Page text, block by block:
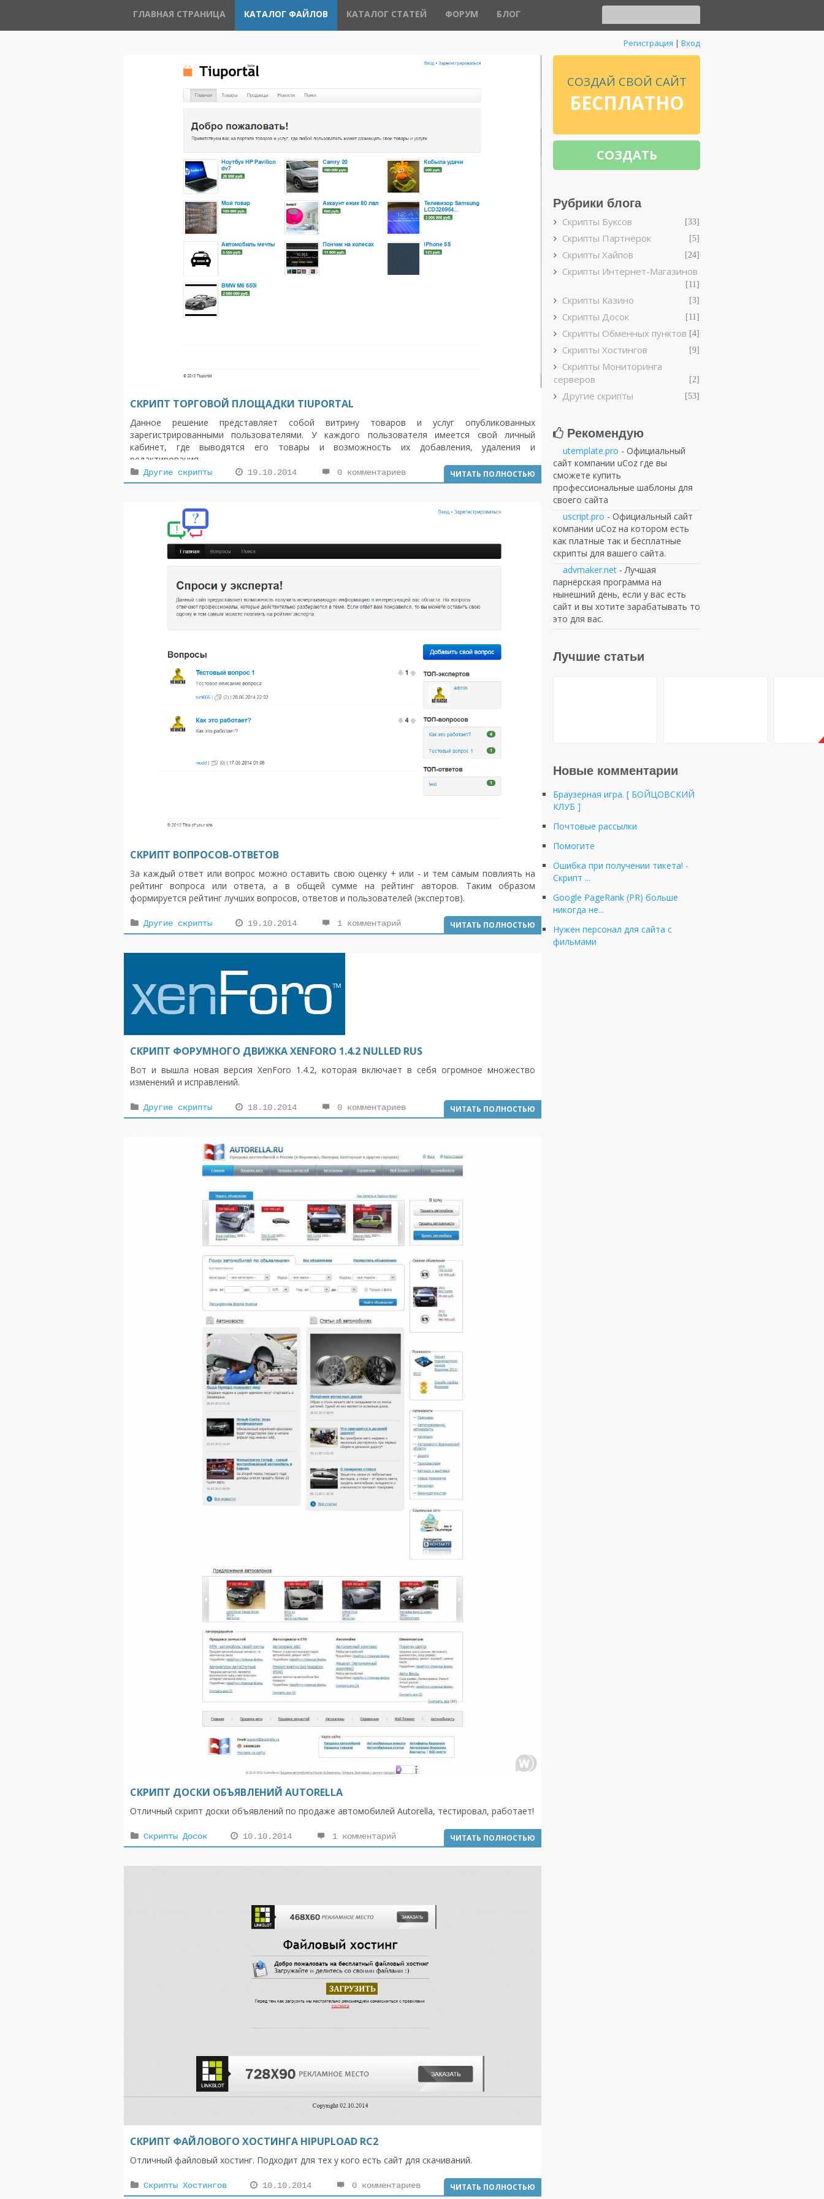
ГЛАВНАЯ СТРАНИЦА КАТАЛОГ ФАЙЛОВ КАТАЛОГ СТАТЕЙ ФОРУМ БЛОГ
Регистрация | Вход
СКРИПТ ТОРГОВОЙ ПЛОЩАДКИ TIUPORTAL
Данное решение представляет собой витрину товаров и услуг опубликованных
зарегистрированными пользователями. У каждого пользователя имеется свой личный
кабинет, где выводятся его товары и возможность их добавления, удаления и
редактирования.
Другие скрипты 19.10.2014 0 комментариев ЧИТАТЬ ПОЛНОСТЬЮ
СКРИПТ ВОПРОСОВ-ОТВЕТОВ
За каждый ответ или вопрос можно оставить свою оценку + или - и тем самым повлиять на
рейтинг вопроса или ответа, а в общей сумме на рейтинг авторов. Таким образом
формируется рейтинг лучших вопросов, ответов и пользователей (экспертов).
Другие скрипты 19.10.2014 1 комментарий ЧИТАТЬ ПОЛНОСТЬЮ
СКРИПТ ФОРУМНОГО ДВИЖКА XENFORO 1.4.2 NULLED RUS
Вот и вышла новая версия XenForo 1.4.2, которая включает в себя огромное множество
изменений и исправлений.
Другие скрипты 18.10.2014 0 комментариев ЧИТАТЬ ПОЛНОСТЬЮ
СКРИПТ ДОСКИ ОБЪЯВЛЕНИЙ AUTORELLA
Отличный cкрипт доски объявлений по продаже автомобилей Autorella, тестировал, работает!
Скрипты Досок 10.10.2014 1 комментарий ЧИТАТЬ ПОЛНОСТЬЮ
СКРИПТ ФАЙЛОВОГО ХОСТИНГА HIPUPLOAD RC2
Отличный файловый хостинг. Подходит для тех у кого есть сайт для скачиваний.
Скрипты Хостингов 10.10.2014 0 комментариев ЧИТАТЬ ПОЛНОСТЬЮ
СОЗДАЙ СВОЙ САЙТ
БЕСПЛАТНО
СОЗДАТЬ
Рубрики блога
Скрипты Буксов [33]
Скрипты Партнёрок [5]
Скрипты Хайпов [24]
Скрипты Интернет-Магазинов
[11]
Скрипты Казино [3]
Скрипты Досок [11]
Скрипты Обменных пунктов [4]
Скрипты Хостингов [9]
Скрипты Мониторинга
серверов
[2]
Другие скрипты [53]
Рекомендую
utemplate.pro - Официальный
сайт компании uCoz где вы
сможете купить
профессиональные шаблоны для
своего сайта
uscript.pro - Официальный сайт
компании uCoz на котором есть
как платные так и бесплатные
скрипты для вашего сайта.
advmaker.net - Лучшая
парнёрская программа на
нынешний день, если у вас есть
сайт и вы хотите зарабатывать то
это для вас.
Лучшие статьи
Новые комментарии
Браузерная игра. [ БОЙЦОВСКИЙ
КЛУБ ]
Почтовые рассылки
Помогите
Ошибка при получении тикета! -
Cкрипт ...
Google PageRank (PR) больше
никогда не...
Нужен персонал для сайта с
фильмами